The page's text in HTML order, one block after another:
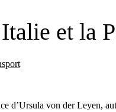
et la
d’Ursula von der Leyen,